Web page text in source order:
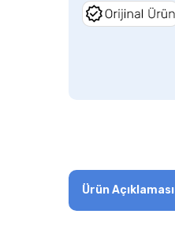
Ürün Açıklaması